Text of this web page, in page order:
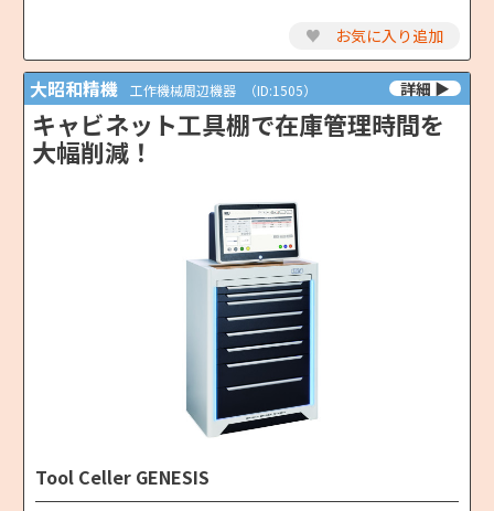
♥ お気に入り追加
大昭和精機 工作機械周辺機器 （ID:1505）
キャビネット工具棚で在庫管理時間を
大幅削減！
Tool Celler GENESIS